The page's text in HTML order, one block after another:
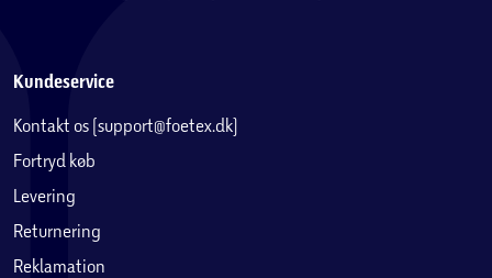
Kundeservice
Kontakt os (support@foetex.dk)
Fortryd køb
Levering
Returnering
Reklamation